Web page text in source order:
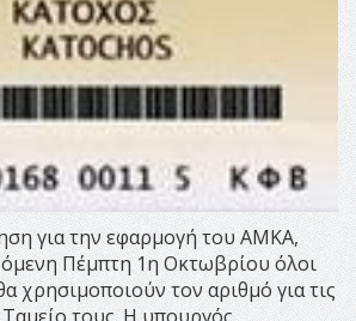
για την εφαρμογή του ΑΜΚΑ,
Πέμπτη 1η Οκτωβρίου όλοι
χρησιμοποιούν τον αριθμό για τις